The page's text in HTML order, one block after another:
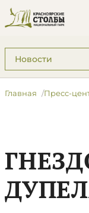
Подразделы:
Главная Пресс-